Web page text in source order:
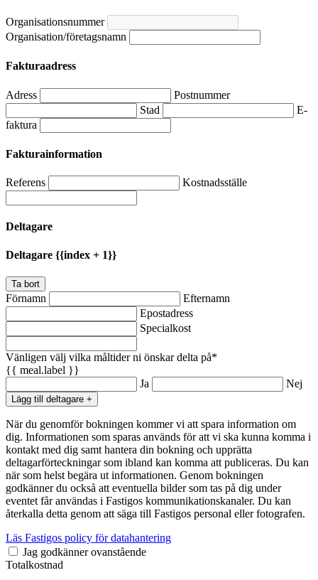
Organisationsnummer
Organisation/företagsnamn
Fakturaadress
Adress
Postnummer
Stad
E-
faktura
Fakturainformation
Referens Kostnadsställe
Deltagare
Deltagare {{index + 1}}
Ta bort
Förnamn
Efternamn
Epostadress
Specialkost
Vänligen välj vilka måltider ni önskar delta på*
{{ meal.label }}
Ja
Nej
Lägg till deltagare +
När du genomför bokningen kommer vi att spara information om
dig. Informationen som sparas används för att vi ska kunna komma i
kontakt med dig samt hantera din bokning och upprätta
deltagarförteckningar som ibland kan komma att publiceras. Du kan
när som helst begära ut informationen. Genom bokningen
godkänner du också att eventuella bilder som tas på dig under
eventet får användas i Fastigos kommunikationskanaler. Du kan
återkalla detta genom att säga till Fastigos personal eller fotografen.
Läs Fastigos policy för datahantering
Jag godkänner ovanstående
Totalkostnad